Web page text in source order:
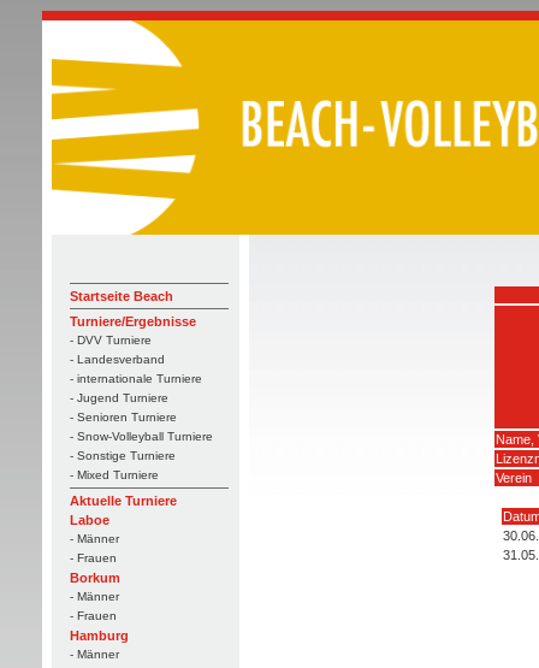
Startseite Beach
Turniere/Ergebnisse
- DVV Turniere
- Landesverband
- internationale Turniere
- Jugend Turniere
- Senioren Turniere
- Snow-Volleyball Turniere
- Sonstige Turniere
- Mixed Turniere
Aktuelle Turniere
Laboe
- Männer
- Frauen
Borkum
- Männer
- Frauen
Hamburg
- Männer
Name,
Verein